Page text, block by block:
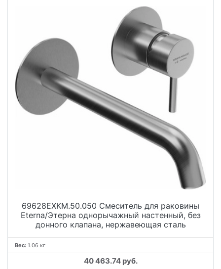
69628EXKM.50.050 Смеситель для раковины
Eterna/Этерна однорычажный настенный, без
донного клапана, нержавеющая сталь
Вес: 1.06 кг
40 463.74 руб.